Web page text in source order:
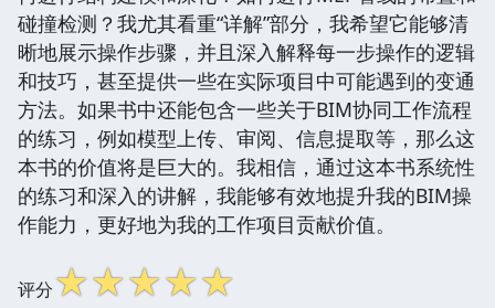
碰撞检测？我尤其看重“详解”部分，我希望它能够清
晰地展示操作步骤，并且深入解释每一步操作的逻辑
和技巧，甚至提供一些在实际项目中可能遇到的变通
方法。如果书中还能包含一些关于BIM协同工作流程
的练习，例如模型上传、审阅、信息提取等，那么这
本书的价值将是巨大的。我相信，通过这本书系统性
的练习和深入的讲解，我能够有效地提升我的BIM操
作能力，更好地为我的工作项目贡献价值。
评分☆☆☆☆☆